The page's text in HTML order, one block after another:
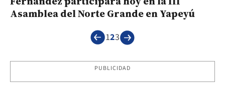
Asamblea del Norte Grande en Yapeyú
123
PUBLICIDAD